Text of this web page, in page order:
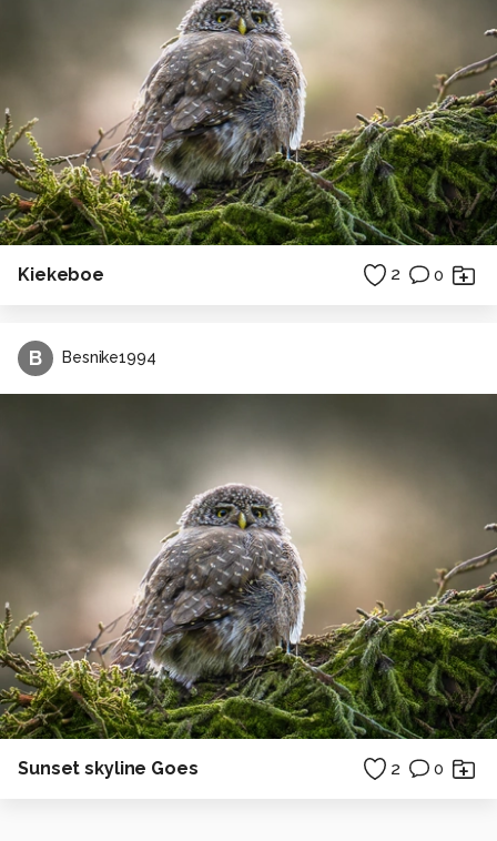
Kiekeboe 2 0
B Besnike1994
Sunset skyline Goes 2 0